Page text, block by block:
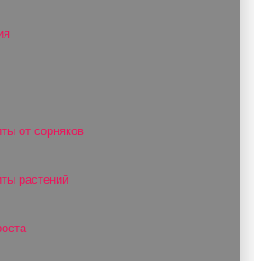
от сорняков
растений